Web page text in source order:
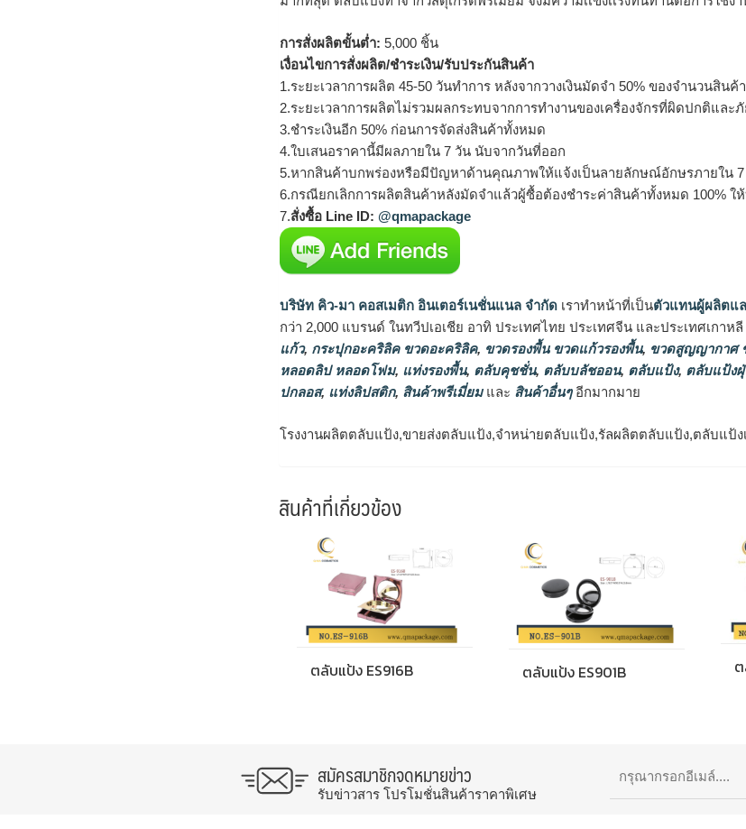
การสั่งผลิตขั้นต่ำ: 5,000 ชิ้น
เงื่อนไขการสั่งผลิต/ชำระเงิน/รับประกันสินค้า
1.ระยะเวลาการผลิต 45-50 วันทำการ หลังจากวางเงินมัดจำ 50% ของจำนวนสินค้
2.ระยะเวลาการผลิตไม่รวมผลกระทบจากการทำงานของเครื่องจักรที่ผิดปกติและ
3.ชำระเงินอีก 50% ก่อนการจัดส่งสินค้าทั้งหมด
4.ใบเสนอราคานี้มีผลภายใน 7 วัน นับจากวันที่ออก
5.หากสินค้าบกพร่องหรือมีปัญหาด้านคุณภาพให้แจ้งเป็นลายลักษณ์อักษรภายใน
6.กรณียกเลิกการผลิตสินค้าหลังมัดจำแล้วผู้ซื้อต้องชำระค่าสินค้าทั้งหมด 100% ใ
7.สั่งซื้อ Line ID: @qmapackage
บริษัท คิว-มา คอสเมติก อินเตอร์เนชั่นแนล จำกัด เราทำหน้าที่เป็นตัวแทนผู้ผลิตแ
กว่า 2,000 แบรนด์ ในทวีปเอเชีย อาทิ ประเทศไทย ประเทศจีน และประเทศเกา
แก้ว, กระปุกอะคริลิค ขวดอะคริลิค, ขวดรองพื้น ขวดแก้วรองพื้น, ขวดสูญญากาศ
หลอดลิป หลอดโฟม, แท่งรองพื้น, ตลับคุชชั่น, ตลับบลัชออน, ตลับแป้ง, ตลับแป้ง
ปกลอส, แท่งลิปสติก, สินค้าพรีเมี่ยมและ สินค้าอื่นๆอีกมากมาย
โรงงานผลิตตลับแป้ง,ขายส่งตลับแป้ง,จำหน่ายตลับแป้ง,รัลผลิตตลับแป้ง,ตลับแป้ง
สินค้าที่เกี่ยวข้อง
ตลับแป้ง ES916B ตลับแป้ง ES901B
สมัครสมาชิกจดหมายข่าว
รับข่าวสาร โปรโมชั่นสินค้าราคาพิเศษ